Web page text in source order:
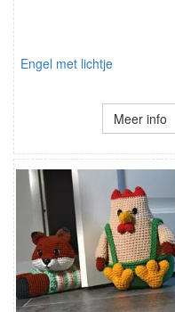
Engel met lichtje
Meer info